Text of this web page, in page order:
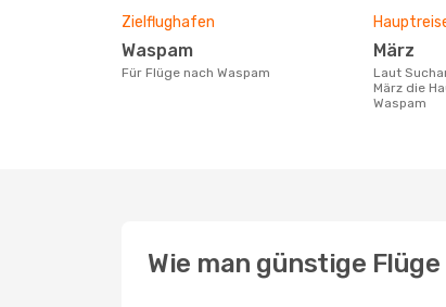
Zielflughafen
Waspam
Für Flüge nach Waspam
März
Laut Suchanfragen unserer Kunden ist
März die
Waspam
Wie man günstige